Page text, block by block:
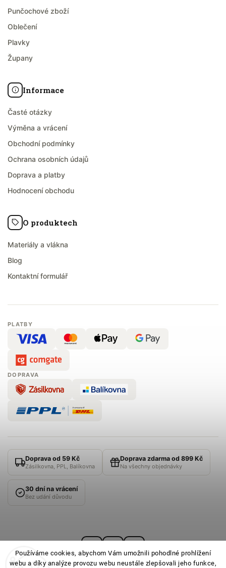
Používáme cookies, abychom Vám umožnili pohodlné prohlížení
webu a díky analýze provozu webu neustále zlepšovali jeho funkce,
Punčochové zboží
Oblečení
Plavky
Župany
Informace
Časté otázky
Výměna a vrácení
Obchodní podmínky
Ochrana osobních údajů
Doprava a platby
Hodnocení obchodu
O produktech
Materiály a vlákna
Blog
Kontaktní formulář
PLATBY
DOPRAVA
Doprava od 59 Kč
Zásilkovna, PPL, Balíkovna
Doprava zdarma od 899 Kč
Na všechny objednávky
30 dní na vrácení
Bez udání důvodu